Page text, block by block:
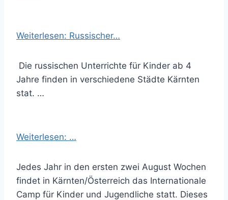
Weiterlesen: Russischer…
Die russischen Unterrichte für Kinder ab 4
Jahre finden in verschiedene Städte Kärnten
stat. …
Weiterlesen: …
Jedes Jahr in den ersten zwei August Wochen
findet in Kärnten/Österreich das Internationale
Camp für Kinder und Jugendliche statt. Dieses